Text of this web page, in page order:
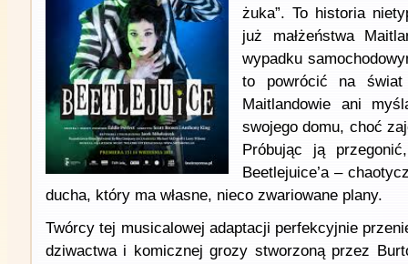
żuka”. To historia
już małżeństwa
wypadku
to powrócić na świat
Maitlandowie ani
swojego domu, choć
Próbując ją
Beetlejuice’a –
ducha, który ma własne, nieco zwariowane plany.
Twórcy tej musicalowej adaptacji perfekcyjnie
dziwactwa i komicznej grozy stworzoną przez